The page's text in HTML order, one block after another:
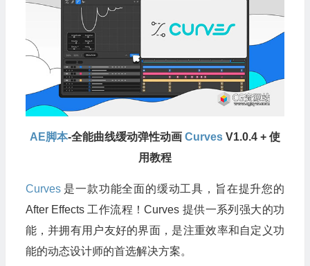
AE脚本-全能曲线缓动弹性动画 CurvesV1.0.4 + 使
用教程
Curves是一款功能全面的缓动工具，旨在提升您的
After Effects 工作流程！Cur​​ves 提供一系列强大的功
能，并拥有用户友好的界面，是注重效率和自定义功
能的动态设计师的首选解决方案。